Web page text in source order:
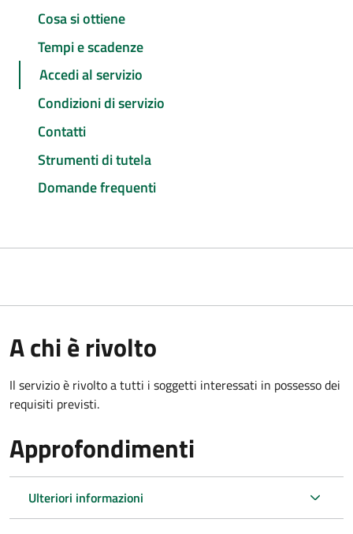
Cosa si ottiene
Tempi e scadenze
Accedi al servizio
Condizioni di servizio
Contatti
Strumenti di tutela
Domande frequenti
A chi è rivolto
Il servizio è rivolto a tutti i soggetti interessati in possesso dei
requisiti previsti.
Approfondimenti
Ulteriori informazioni